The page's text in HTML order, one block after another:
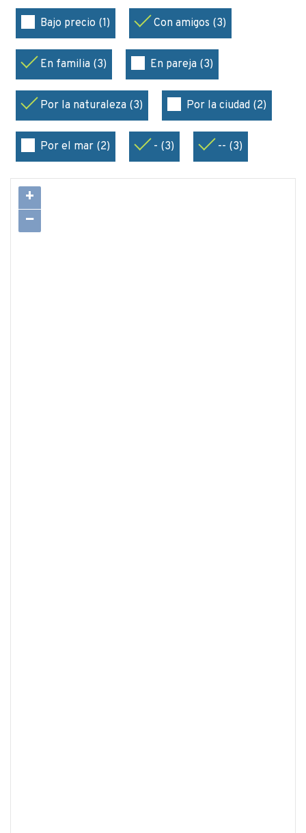
Bajo precio (1) Con amigos (3)
En familia (3) En pareja (3)
Por la naturaleza (3) Por la ciudad (2)
Por el mar (2) - (3) -- (3)
+
−